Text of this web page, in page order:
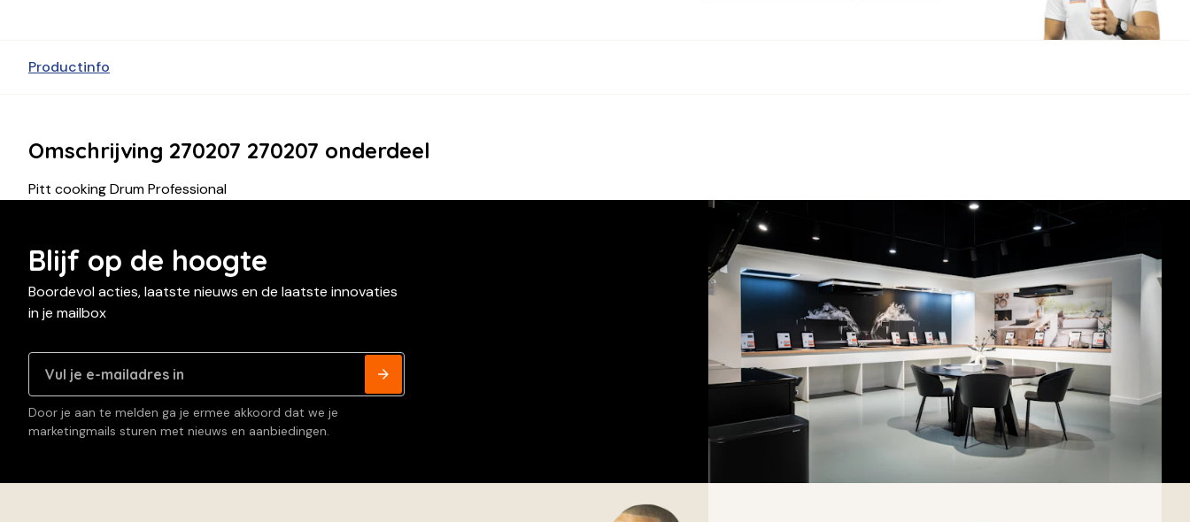
Productinfo
Omschrijving 270207 270207 onderdeel
Pitt cooking Drum Professional
Blijf op de hoogte
Boordevol acties, laatste nieuws en de laatste innovaties
in je mailbox
Door je aan te melden ga je ermee akkoord dat we je
marketingmails sturen met nieuws en aanbiedingen.